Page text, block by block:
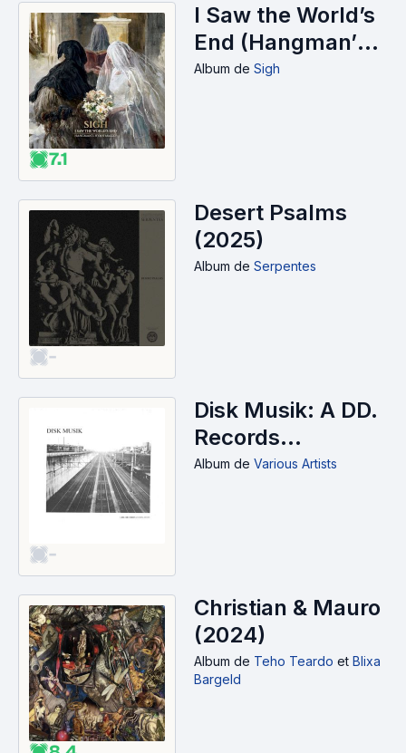
7.1
I Saw the World’s
End (Hangman’s
Hymn MMXXV)
Album de Sigh
-
Desert Psalms
(2025)
Album de Serpentes
-
Disk Musik: A DD.
Records
Compilation
Album de Various Artists
Christian & Mauro
(2024)
Album de Teho Teardo et Blixa
Bargeld